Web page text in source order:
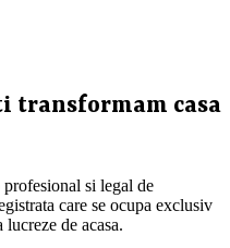
transformam casa
si legal de
care se ocupa exclusiv
de acasa.